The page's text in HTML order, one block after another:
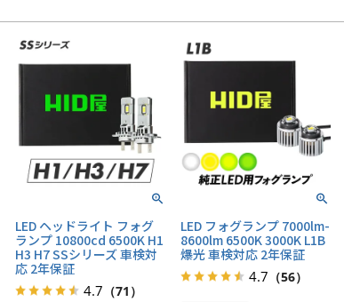
LED ヘッドライト フォグ
ランプ 10800cd 6500K H1
H3 H7 SSシリーズ 車検対
応 2年保証
4.7 （71）
LED フォグランプ 7000lm-
8600lm 6500K 3000K L1B
爆光 車検対応 2年保証
4.7 （56）